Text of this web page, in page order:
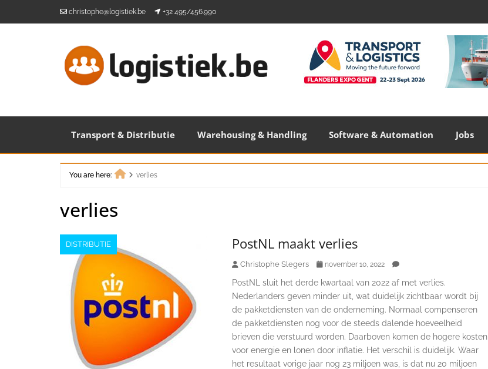
christophe@logistiek.be +32 495/456.990
Transport & Distributie Warehousing & Handling Software & Automation Jobs
You are here:
verlies
verlies
DISTRIBUTIE PostNL maakt verlies
Christophe Slegers november 10, 2022
PostNL sluit het derde kwartaal van 2022 af met verlies.
Nederlanders geven minder uit, wat duidelijk zichtbaar wordt bij
de pakketdiensten van de onderneming. Normaal compenseren
de pakketdiensten nog voor de steeds dalende hoeveelheid
brieven die verstuurd worden. Daarboven komen de hogere kosten
voor energie en lonen door inflatie. Het verschil is duidelijk. Waar
het resultaat vorige jaar nog 23 miljoen was, is dat nu 20 miljoen